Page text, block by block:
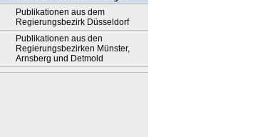
Publikationen aus dem
Regierungsbezirk Düsseldorf
Publikationen aus den
Regierungsbezirken Münster,
Arnsberg und Detmold